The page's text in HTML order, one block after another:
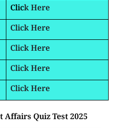
Click Here
Click Here
Click Here
Click Here
Click Here
Affairs Quiz Test 2025